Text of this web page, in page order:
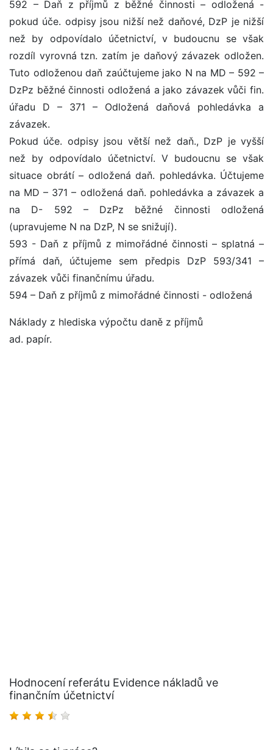
592 – Daň z příjmů z běžné činnosti – odložená -
pokud úče. odpisy jsou nižší než daňové, DzP je nižší
než by odpovídalo účetnictví, v budoucnu se však
rozdíl vyrovná tzn. zatím je daňový závazek odložen.
Tuto odloženou daň zaúčtujeme jako N na MD – 592 –
DzPz běžné činnosti odložená a jako závazek vůči fin.
úřadu D – 371 – Odložená daňová pohledávka a
závazek.
Pokud úče. odpisy jsou větší než daň., DzP je vyšší
než by odpovídalo účetnictví. V budoucnu se však
situace obrátí – odložená daň. pohledávka. Účtujeme
na MD – 371 – odložená daň. pohledávka a závazek a
na D- 592 – DzPz běžné činnosti odložená
(upravujeme N na DzP, N se snižují).
593 - Daň z příjmů z mimořádné činnosti – splatná –
přímá daň, účtujeme sem předpis DzP 593/341 –
závazek vůči finančnímu úřadu.
594 – Daň z příjmů z mimořádné činnosti - odložená
Náklady z hlediska výpočtu daně z příjmů
ad. papír.
Hodnocení referátu Evidence nákladů ve
finančním účetnictví